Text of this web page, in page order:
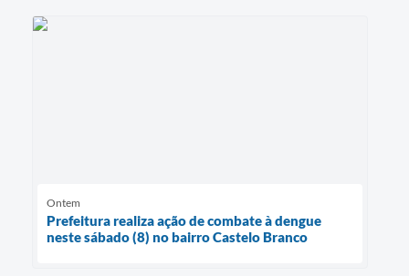
Ontem
Prefeitura realiza ação de combate à dengue
neste sábado (8) no bairro Castelo Branco